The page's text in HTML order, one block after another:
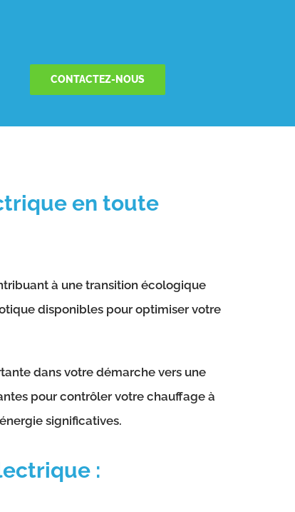
CONTACTEZ-NOUS
en toute
à une transition écologique
disponibles pour optimiser votre
dans votre démarche vers une
pour contrôler votre chauffage à
significatives.
: